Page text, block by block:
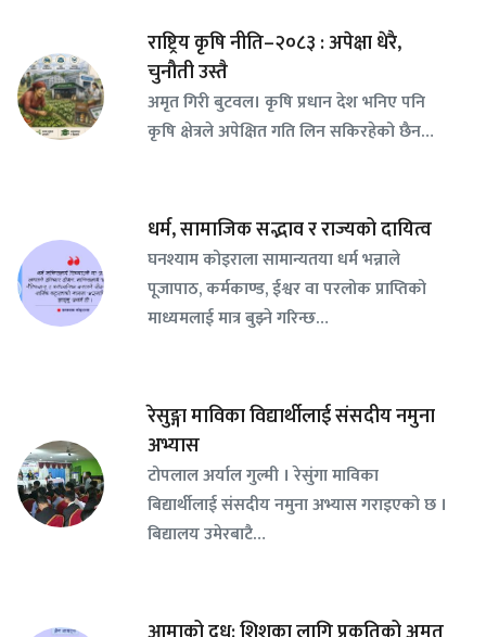
राष्ट्रिय कृषि नीति–२०८३ : अपेक्षा धेरै,
चुनौती उस्तै
अमृत गिरी बुटवल। कृषि प्रधान देश भनिए पनि
कृषि क्षेत्रले अपेक्षित गति लिन सकिरहेको छैन…
धर्म, सामाजिक सद्भाव र राज्यको दायित्व
घनश्याम कोइराला सामान्यतया धर्म भन्नाले
पूजापाठ, कर्मकाण्ड, ईश्वर वा परलोक प्राप्तिको
माध्यमलाई मात्र बुझ्ने गरिन्छ…
रेसुङ्गा माविका विद्यार्थीलाई संसदीय नमुना
अभ्यास
टोपलाल अर्याल गुल्मी । रेसुंगा माविका
बिद्यार्थीलाई संसदीय नमुना अभ्यास गराइएको छ ।
बिद्यालय उमेरबाटै…